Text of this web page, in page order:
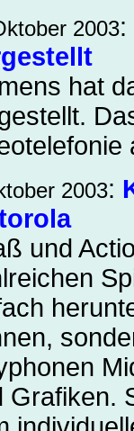
2003:
hat
2003:
und
Grafiken.